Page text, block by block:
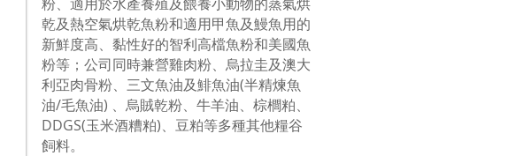
乾及熱空氣烘乾魚粉和適用甲魚及鰻魚用的
新鮮度高、黏性好的智利高檔魚粉和美國魚
粉等；公司同時兼營雞肉粉、烏拉圭及澳大
利亞肉骨粉、三文魚油及鯡魚油(半精煉魚
油/毛魚油) 、烏賊乾粉、牛羊油、棕櫚粕、
DDGS(玉米酒糟粕)、豆粕等多種其他糧谷
飼料。